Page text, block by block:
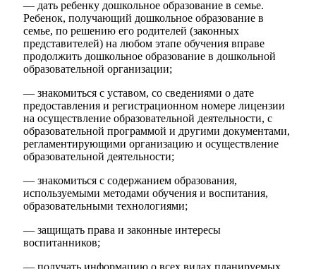
— дать ребенку дошкольное образование в семье.
Ребенок, получающий дошкольное образование в
семье, по решению его родителей (законных
представителей) на любом этапе обучения вправе
продолжить дошкольное образование в дошкольной
образовательной организации;
— знакомиться с уставом, со сведениями о дате
предоставления и регистрационном номере лицензии
на осуществление образовательной деятельности, с
образовательной программой и другими документами,
регламентирующими организацию и осуществление
образовательной деятельности;
— знакомиться с содержанием образования,
используемыми методами обучения и воспитания,
образовательными технологиями;
— защищать права и законные интересы
воспитанников;
— получать информацию о всех видах планируемых